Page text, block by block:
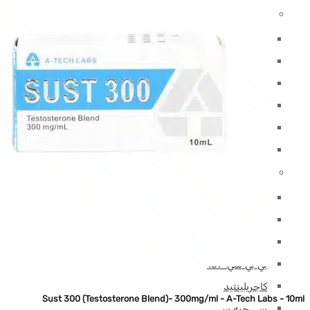
سـوستانون (مزيج تستوستيرون)
بي بي سي-157
كاجريلينتيد
Sust 300 (Testosterone Blend)- 300mg/ml - A-Tech Labs - 10ml